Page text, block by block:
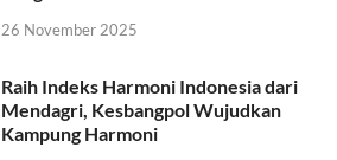
26 November 2025
Raih Indeks Harmoni Indonesia dari
Mendagri, Kesbangpol Wujudkan
Kampung Harmoni